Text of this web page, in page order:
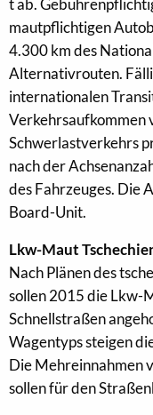
t ab.
mautpflichtigen
4.300 km des
Alternativrouten.
internationalen
Verkehrsaufkommen
Schwerlastverkehrs
nach der
des Fahrzeuges. Die
Board-Unit.
Lkw-Maut
Nach Plänen des
sollen 2015 die Lkw-
Schnellstraßen
Wagentyps steigen
Die Mehreinnahmen
sollen für den